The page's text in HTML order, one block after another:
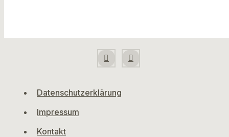
Datenschutzerklärung
Impressum
Kontakt